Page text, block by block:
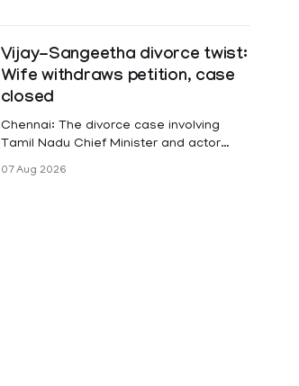
Vijay-Sangeetha divorce twist:
Wife withdraws petition, case
closed
Chennai: The divorce case involving
Tamil Nadu Chief Minister and actor
Sowrnalingam has taken a new turn
07 Aug 2026